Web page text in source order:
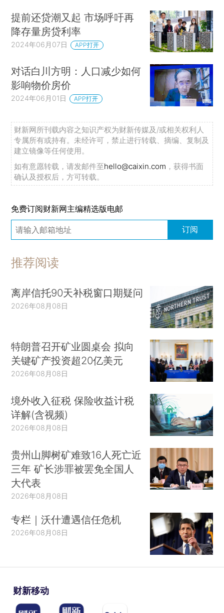
提前还贷潮又起 市场呼吁再
降存量房贷利率
2024年06月07日 APP打开
对话白川方明：人口减少如何
影响物价房价
2024年06月01日 APP打开
财新网所刊载内容之知识产权为财新传媒及/或相关权利人
专属所有或持有。未经许可，禁止进行转载、摘编、复制及
建立镜像等任何使用。
如有意愿转载，请发邮件至hello@caixin.com ，获得书面
确认及授权后，方可转载。
免费订阅财新网主编精选版电邮
订阅
推荐阅读
离岸信托90天补税窗口期疑问
2026年08月08日
特朗普召开矿业圆桌会 拟向
关键矿产投资超20亿美元
2026年08月08日
境外收入征税 保险收益计税
详解(含视频)
2026年08月08日
贵州山脚树矿难致16人死亡近
三年 矿长涉罪被罢免全国人
大代表
2026年08月08日
专栏｜沃什遭遇信任危机
2026年08月08日
财新移动